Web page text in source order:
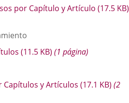
por Capítulo y Artículo (17.5 KB)
(11.5 KB) (1 página)
Capítulos y Artículos (17.1 KB) (2